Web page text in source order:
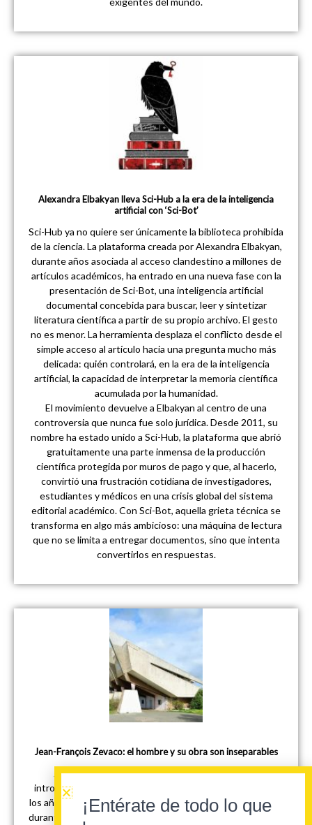
Alexandra Elbakyan lleva Sci-Hub a la era de la inteligencia
artificial con ‘Sci-Bot’
Sci-Hub ya no quiere ser únicamente la biblioteca prohibida
de la ciencia. La plataforma creada por Alexandra Elbakyan,
durante años asociada al acceso clandestino a millones de
artículos académicos, ha entrado en una nueva fase con la
presentación de Sci-Bot, una inteligencia artificial
documental concebida para buscar, leer y sintetizar
literatura científica a partir de su propio archivo. El gesto
no es menor. La herramienta desplaza el conflicto desde el
simple acceso al artículo hacia una pregunta mucho más
delicada: quién controlará, en la era de la inteligencia
artificial, la capacidad de interpretar la memoria científica
acumulada por la humanidad.
El movimiento devuelve a Elbakyan al centro de una
controversia que nunca fue solo jurídica. Desde 2011, su
nombre ha estado unido a Sci-Hub, la plataforma que abrió
gratuitamente una parte inmensa de la producción
científica protegida por muros de pago y que, al hacerlo,
convirtió una frustración cotidiana de investigadores,
estudiantes y médicos en una crisis global del sistema
editorial académico. Con Sci-Bot, aquella grieta técnica se
transforma en algo más ambicioso: una máquina de lectura
que no se limita a entregar documentos, sino que intenta
convertirlos en respuestas.
Jean-François Zevaco: el hombre y su obra son inseparables
Jean-François Zevaco puede ser considerado el
introductor de la arquitectura moderna en Marruecos en
los años cincuenta. Entre los arquitectos que intervinieron
durante todo este periodo, Jean-François Zevaco es el más
¡Entérate de todo lo que